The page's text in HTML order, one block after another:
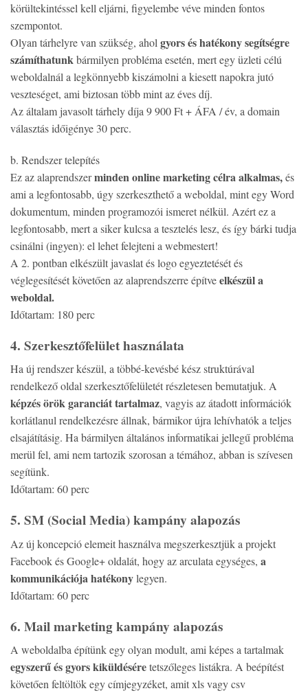
körültekintéssel kell eljárni, figyelembe véve minden fontos
szempontot.
Olyan tárhelyre van szükség, aholgyors és hatékony segítségre
számíthatunkbármilyen probléma esetén, mert egy üzleti célú
weboldalnál a legkönnyebb kiszámolni a kiesett napokra jutó
veszteséget, ami biztosan több mint az éves díj.
Az általam javasolt tárhely díja 9 900 Ft + ÁFA / év, a domain
választás időigénye 30 perc.
b. Rendszer telepítés
Ez az alaprendszerminden online marketing célra alkalmas,és
ami a legfontosabb, úgy szerkeszthető a weboldal, mint egy Word
dokumentum, minden programozói ismeret nélkül. Azért ez a
legfontosabb, mert a siker kulcsa a tesztelés lesz, és így bárki tudja
csinálni (ingyen): el lehet felejteni a webmestert!
A 2. pontban elkészült javaslat és logo egyeztetését és
véglegesítését követően az alaprendszerre építveelkészül a
weboldal.
Időtartam: 180 perc
4. Szerkesztőfelület használata
Ha új rendszer készül, a többé-kevésbé kész struktúrával
rendelkező oldal szerkesztőfelületét részletesen bemutatjuk. A
képzés örök garanciát tartalmaz, vagyis az átadott információk
korlátlanul rendelkezésre állnak, bármikor újra lehívhatók a teljes
elsajátításig. Ha bármilyen általános informatikai jellegű probléma
merül fel, ami nem tartozik szorosan a témához, abban is szívesen
segítünk.
Időtartam: 60 perc
5. SM (Social Media) kampány alapozás
Az új koncepció elemeit használva megszerkesztjük a projekt
Facebook és Google+ oldalát, hogy az arculata egységes, a
kommunikációja hatékonylegyen.
Időtartam: 60 perc
6. Mail marketing kampány alapozás
A weboldalba építünk egy olyan modult, ami képes a tartalmak
egyszerű és gyors kiküldéséretetszőleges listákra. A beépítést
követően feltöltök egy címjegyzéket, amit xls vagy csv